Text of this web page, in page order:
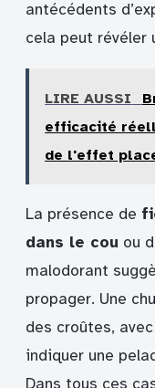
antécédents
cela peut révéler
LIRE AUSSI
efficacité
de l'effet
La présence de
dans le cou ou
malodorant
propager. Une
des croûtes,
indiquer une